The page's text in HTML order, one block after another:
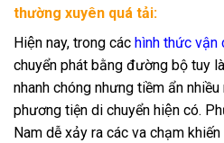
thường xuyên quá tải:
Hiện nay, trong các hình thức vận
chuyển phát bằng đường bộ tuy
nhanh chóng nhưng tiềm ẩn
phương tiện di chuyển hiện có.
Nam dễ xảy ra các va chạm